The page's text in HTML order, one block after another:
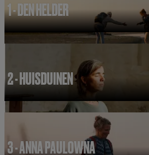
1 - DEN HELDER
1
-
n
H
l
2 - HUISDUINEN
2
-
i
s
3 - ANNA PAULOWNA